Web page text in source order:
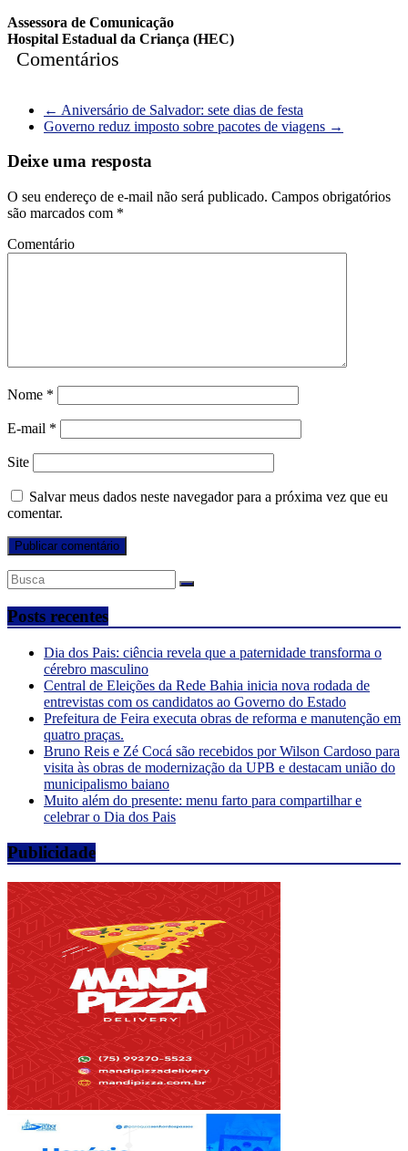
Assessora de Comunicação
Hospital Estadual da Criança (HEC)
Comentários
← Aniversário de Salvador: sete dias de festa
Governo reduz imposto sobre pacotes de viagens →
Deixe uma resposta
O seu endereço de e-mail não será publicado. Campos obrigatórios
são marcados com *
Comentário
Nome *
E-mail *
Site
Salvar meus dados neste navegador para a próxima vez que eu
comentar.
Posts recentes
Dia dos Pais: ciência revela que a paternidade transforma o
cérebro masculino
Central de Eleições da Rede Bahia inicia nova rodada de
entrevistas com os candidatos ao Governo do Estado
Prefeitura de Feira executa obras de reforma e manutenção em
quatro praças.
Bruno Reis e Zé Cocá são recebidos por Wilson Cardoso para
visita às obras de modernização da UPB e destacam união do
municipalismo baiano
Muito além do presente: menu farto para compartilhar e
celebrar o Dia dos Pais
Publicidade